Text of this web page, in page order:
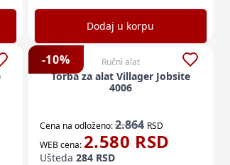
Dodaj u korpu
-10% Ručni alat
Torba za alat Villager Jobsite
4006
Cena na odloženo:2.864 RSD
WEB cena: 2.580 RSD
Ušteda 284RSD